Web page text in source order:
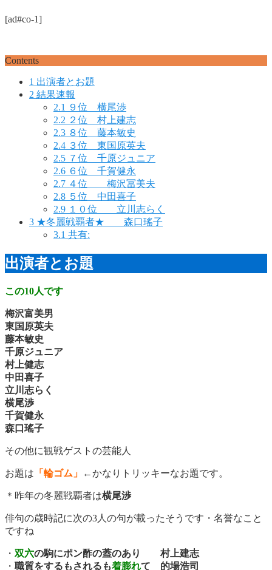
[ad#co-1]
Contents
1 出演者とお題
2 結果速報
2.1
９位 横尾渉
2.2 ２位 村上建志
2.3 ８位 藤本敏史
2.4 ３位 東国原英夫
2.5 ７位 千原ジュニア
2.6 ６位 千賀健永
2.7 ４位 梅沢冨美夫
2.8 ５位 中田喜子
2.9 １０位 立川志らく
3 ★冬麗戦覇者★ 森口瑤子
3.1 共有:
出演者とお題
この10人です
梅沢富美男
東国原英夫
藤本敏史
千原ジュニア
村上健志
中田喜子
立川志らく
横尾渉
千賀健永
森口瑤子
その他に観戦ゲストの芸能人
お題は 「輪ゴム」 ←かなりトリッキーなお題です。
＊昨年の冬麗戦覇者は横尾渉
俳句の歳時記に次の3人の句が載ったそうです・名誉なこと
ですね
・ 双六の駒にポン酢の蓋のあり 村上建志
・ 職質をするもされるも着膨れて 的場浩司